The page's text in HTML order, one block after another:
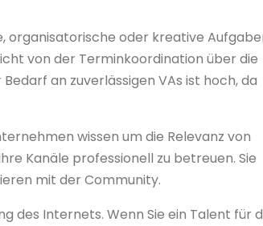
organisatorische oder kreative
von der Terminkoordination über die
an zuverlässigen VAs ist hoch, da
wissen um die Relevanz von
Kanäle professionell zu betreuen. Sie
mit der Community.
des Internets. Wenn Sie ein Talent für